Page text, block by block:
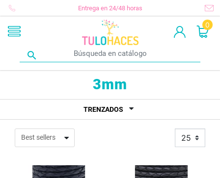
Entrega en 24/48 horas
0

3mm
TRENZADOS
25